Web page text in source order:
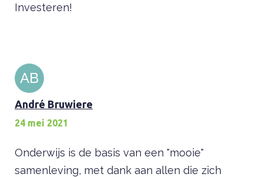
Investeren!
AB
André Bruwiere
24 mei 2021
Onderwijs is de basis van een "mooie"
samenleving, met dank aan allen die zich